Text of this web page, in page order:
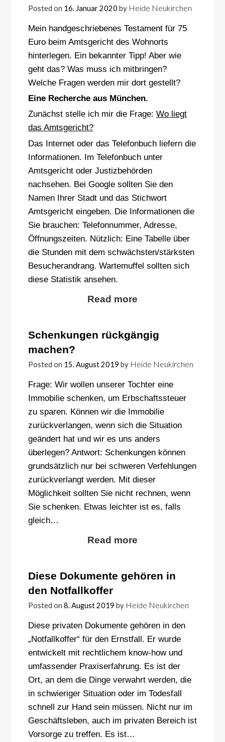
Posted on 16. Januar 2020 by Heide Neukirchen
Mein handgeschriebenes Testament für 75
Euro beim Amtsgericht des Wohnorts
hinterlegen. Ein bekannter Tipp! Aber wie
geht das? Was muss ich mitbringen?
Welche Fragen werden mir dort gestellt?
Eine Recherche aus München.
Zunächst stelle ich mir die Frage: Wo liegt
das Amtsgericht?
Das Internet oder das Telefonbuch liefern die
Informationen. Im Telefonbuch unter
Amtsgericht oder Justizbehörden
nachsehen. Bei Google sollten Sie den
Namen Ihrer Stadt und das Stichwort
Amtsgericht eingeben. Die Informationen die
Sie brauchen: Telefonnummer, Adresse,
Öffnungszeiten. Nützlich: Eine Tabelle über
die Stunden mit dem schwächsten/stärksten
Besucherandrang. Wartemuffel sollten sich
diese Statistik ansehen.
Read more
Schenkungen rückgängig
machen?
Posted on 15. August 2019 by Heide Neukirchen
Frage: Wir wollen unserer Tochter eine
Immobilie schenken, um Erbschaftssteuer
zu sparen. Können wir die Immobilie
zurückverlangen, wenn sich die Situation
geändert hat und wir es uns anders
überlegen? Antwort: Schenkungen können
grundsätzlich nur bei schweren Verfehlungen
zurückverlangt werden. Mit dieser
Möglichkeit sollten Sie nicht rechnen, wenn
Sie schenken. Etwas leichter ist es, falls
gleich…
Read more
Diese Dokumente gehören in
den Notfallkoffer
Posted on 8. August 2019 by Heide Neukirchen
Diese privaten Dokumente gehören in den
„Notfallkoffer“ für den Ernstfall. Er wurde
entwickelt mit rechtlichem know-how und
umfassender Praxiserfahrung. Es ist der
Ort, an dem die Dinge verwahrt werden, die
in schwieriger Situation oder im Todesfall
schnell zur Hand sein müssen. Nicht nur im
Geschäftsleben, auch im privaten Bereich ist
Vorsorge zu treffen. Es ist…